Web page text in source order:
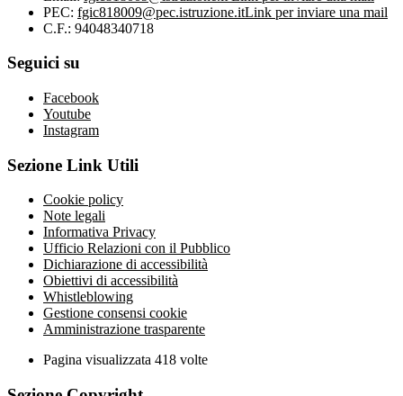
PEC: fgic818009@pec.istruzione.itLink per inviare una mail
C.F.: 94048340718
Seguici su
Facebook
Youtube
Instagram
Sezione Link Utili
Cookie policy
Note legali
Informativa Privacy
Ufficio Relazioni con il Pubblico
Dichiarazione di accessibilità
Obiettivi di accessibilità
Whistleblowing
Gestione consensi cookie
Amministrazione trasparente
Pagina visualizzata 418 volte